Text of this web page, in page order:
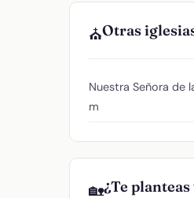
⛪Otras
Nuestra Señora de
m
🏡¿Te